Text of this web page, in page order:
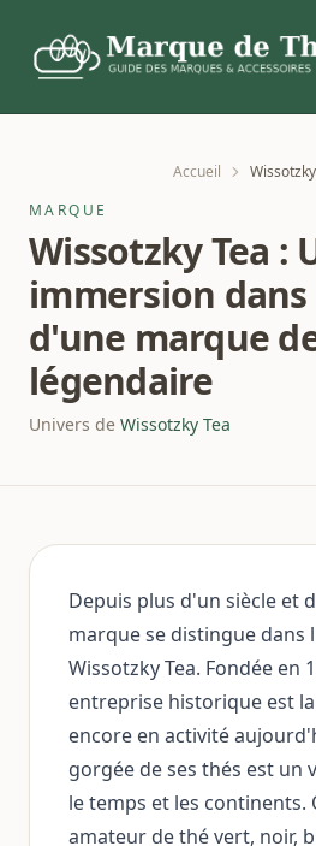
Accueil
MARQUE
Wissotzky Tea :
immersion
d'une marque
légendaire
Univers de Wissotzky Tea
Depuis plus d'un siècle et
marque se distingue dans
Wissotzky Tea. Fondée en
entreprise historique est
encore en activité
gorgée de ses thés est un
le temps et les continents.
amateur de thé vert, noir,